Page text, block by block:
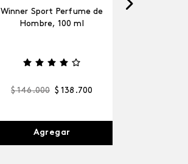
Winner Sport Perfume de
Hombre, 100 ml
$ 146.000 $ 138 .700
Agregar